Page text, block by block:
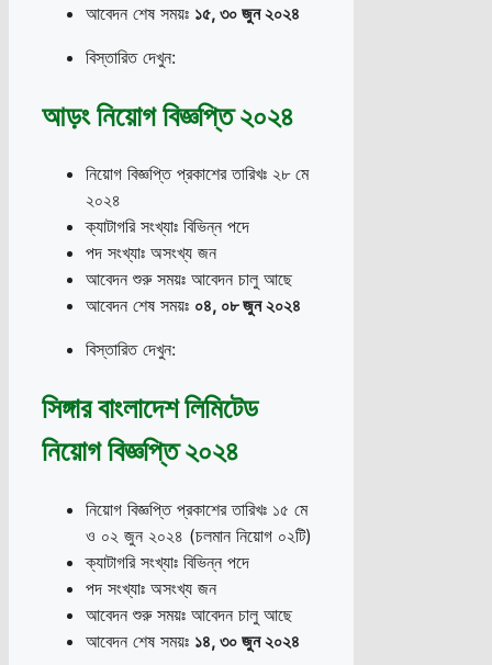
আবেদন শেষ সময়ঃ ১৫, ৩০ জুন ২০২৪
বিস্তারিত দেখুন:
আড়ং নিয়োগ বিজ্ঞপ্তি ২০২৪
নিয়োগ বিজ্ঞপ্তি প্রকাশের তারিখঃ ২৮ মে
২০২৪
ক্যাটাগরি সংখ্যাঃ বিভিন্ন পদে
পদ সংখ্যাঃ অসংখ্য জন
আবেদন শুরু সময়ঃ আবেদন চালু আছে
আবেদন শেষ সময়ঃ ০৪, ০৮ জুন ২০২৪
বিস্তারিত দেখুন:
সিঙ্গার বাংলাদেশ লিমিটেড
নিয়োগ বিজ্ঞপ্তি ২০২৪
নিয়োগ বিজ্ঞপ্তি প্রকাশের তারিখঃ ১৫ মে
ও ০২ জুন ২০২৪ (চলমান নিয়োগ ০২টি)
ক্যাটাগরি সংখ্যাঃ বিভিন্ন পদে
পদ সংখ্যাঃ অসংখ্য জন
আবেদন শুরু সময়ঃ আবেদন চালু আছে
আবেদন শেষ সময়ঃ ১৪, ৩০ জুন ২০২৪